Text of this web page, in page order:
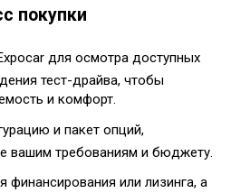
покупки
для осмотра доступных
тест-драйва, чтобы
и комфорт.
и пакет опций,
вашим требованиям и бюджету.
финансирования или лизинга, а